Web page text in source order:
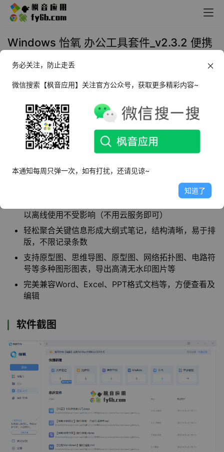
Windows 怡氧 办公工具套件_v2.3.2 便携
2023年10月31日 10:56 办公必备
怡氧是一款 费，将思维导图、大纲笔记、流程
图、Markdown、Office集于一身的办公工具套件，
提供便利的生产力。
以离线使用不受影响（不用云服务即可）
轻松聚合关键信息形成大纲式笔记，结构清晰，易于排
版，不限记录条数
支持原型图、思维导图、原型图、网络拓扑图、电路符
号等多种图形图表，导出高清无水印图片等
完美兼容Word、Excel、PPT格式文档等，方便查看及
编辑
软件截图
务必关注，防止走丢
微信搜索【枫音应用】关注官方公众号，获取更多精彩内容~
本通知每周只弹一次，如有打扰，还请见谅~
知道了